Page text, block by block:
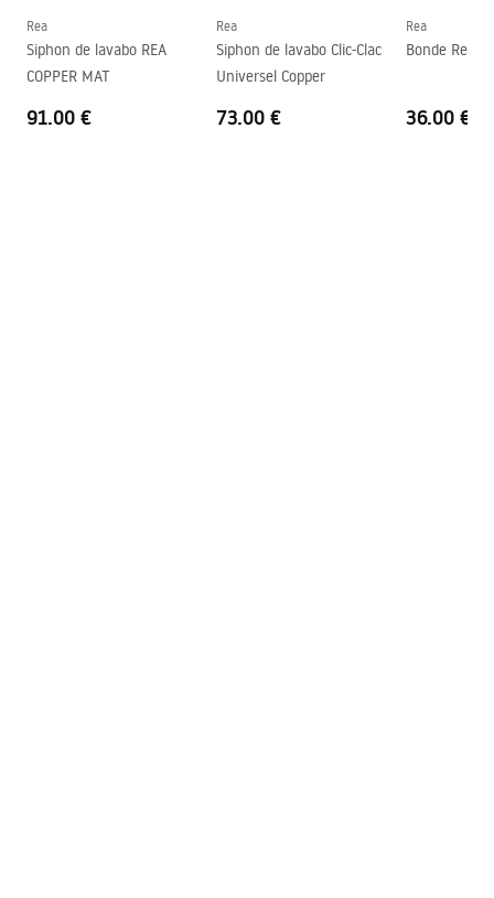
Forme
Trou de robinet
Non
Rea
Siphon de lavabo REA
COPPER MAT
91.00 €
Rea
Siphon de lavabo Clic-Clac
Universel Copper
73.00 €
Rea
Bonde Rea
36.00 €